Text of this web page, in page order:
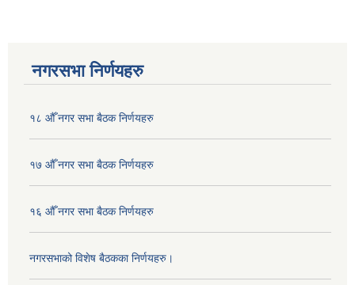
नगरसभा निर्णयहरु
१८ औँ नगर सभा बैठक निर्णयहरु
१७ औँ नगर सभा बैठक निर्णयहरु
१६ औँ नगर सभा बैठक निर्णयहरु
नगरसभाको विशेष बैठकका निर्णयहरु।